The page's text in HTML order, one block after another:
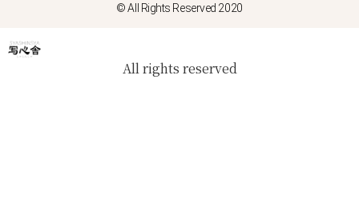
© All Rights Reserved 2020
All rights reserved